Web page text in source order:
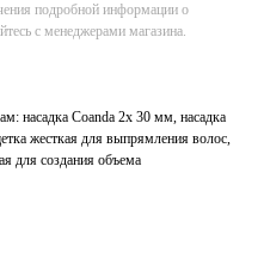
подробной информации о
с менеджерами магазина.
насадка Coanda 2x 30 мм, насадка
жесткая для выпрямления волос,
для создания объема
возврат